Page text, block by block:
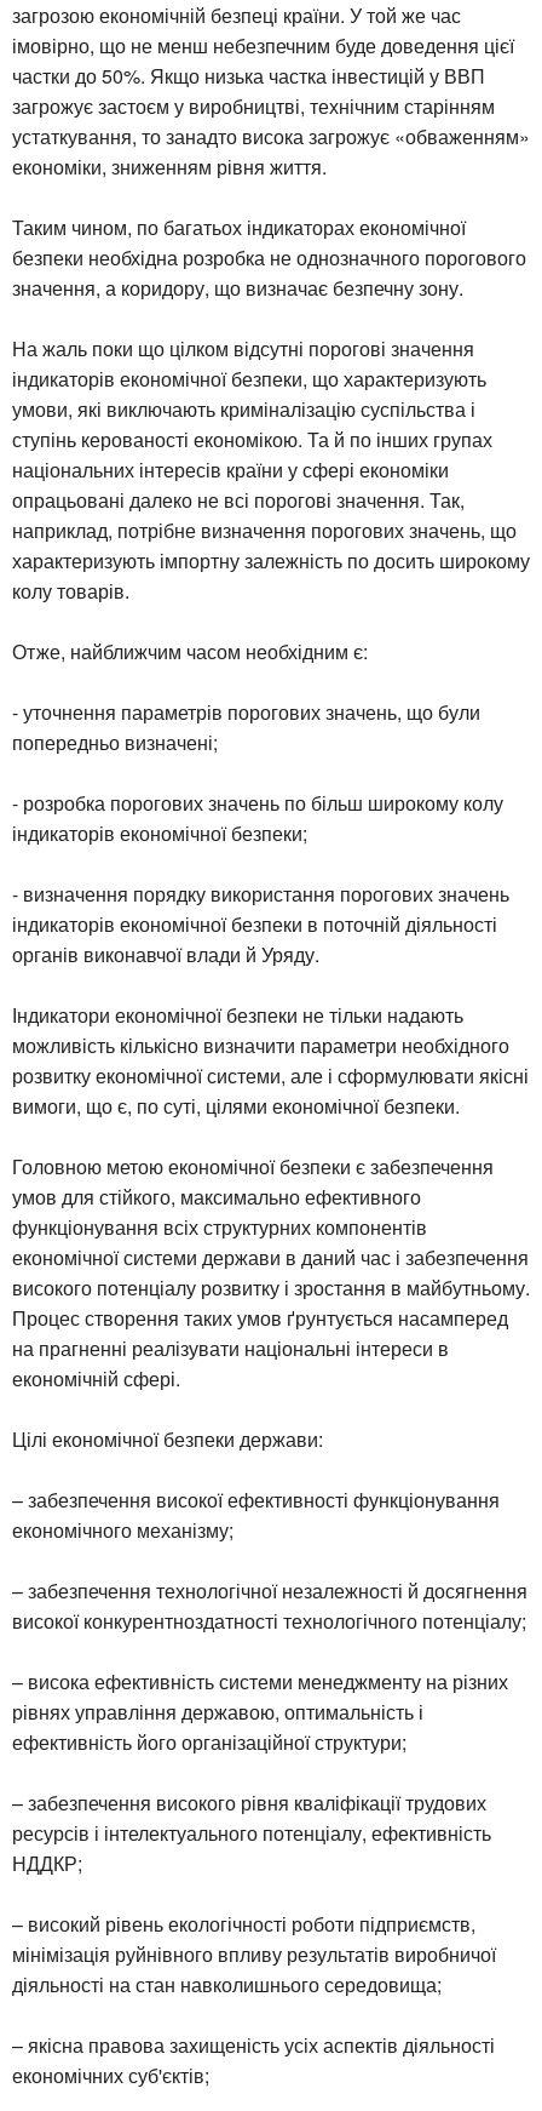
загрозою економічній безпеці країни. У той же час
імовірно, що не менш небезпечним буде доведення цієї
частки до 50%. Якщо низька частка інвестицій у ВВП
загрожує застоєм у виробництві, технічним старінням
устаткування, то занадто висока загрожує «обваженням»
економіки, зниженням рівня життя.
Таким чином, по багатьох індикаторах економічної
безпеки необхідна розробка не однозначного порогового
значення, а коридору, що визначає безпечну зону.
На жаль поки що цілком відсутні порогові значення
індикаторів економічної безпеки, що характеризують
умови, які виключають криміналізацію суспільства і
ступінь керованості економікою. Та й по інших групах
національних інтересів країни у сфері економіки
опрацьовані далеко не всі порогові значення. Так,
наприклад, потрібне визначення порогових значень, що
характеризують імпортну залежність по досить широкому
колу товарів.
Отже, найближчим часом необхідним є:
- уточнення параметрів порогових значень, що були
попередньо визначені;
- розробка порогових значень по більш широкому колу
індикаторів економічної безпеки;
- визначення порядку використання порогових значень
індикаторів економічної безпеки в поточній діяльності
органів виконавчої влади й Уряду.
Індикатори економічної безпеки не тільки надають
можливість кількісно визначити параметри необхідного
розвитку економічної системи, але і сформулювати якісні
вимоги, що є, по суті, цілями економічної безпеки.
Головною метою економічної безпеки є забезпечення
умов для стійкого, максимально ефективного
функціонування всіх структурних компонентів
економічної системи держави в даний час і забезпечення
високого потенціалу розвитку і зростання в майбутньому.
Процес створення таких умов ґрунтується насамперед
на прагненні реалізувати національні інтереси в
економічній сфері.
Цілі економічної безпеки держави:
– забезпечення високої ефективності функціонування
економічного механізму;
– забезпечення технологічної незалежності й досягнення
високої конкурентноздатності технологічного потенціалу;
– висока ефективність системи менеджменту на різних
рівнях управління державою, оптимальність і
ефективність його організаційної структури;
– забезпечення високого рівня кваліфікації трудових
ресурсів і інтелектуального потенціалу, ефективність
НДДКР;
– високий рівень екологічності роботи підприємств,
мінімізація руйнівного впливу результатів виробничої
діяльності на стан навколишнього середовища;
– якісна правова захищеність усіх аспектів діяльності
економічних суб'єктів;